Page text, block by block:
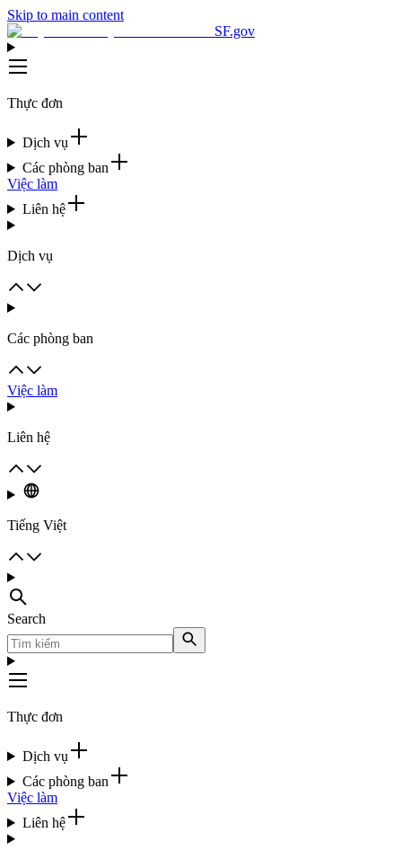
Skip to main content
SF.gov
Thực đơn
Dịch vụ
Các phòng ban
Việc làm
Liên hệ
Dịch vụ
Các phòng ban
Việc làm
Liên hệ
Tiếng Việt
Search
Thực đơn
Dịch vụ
Các phòng ban
Việc làm
Liên hệ